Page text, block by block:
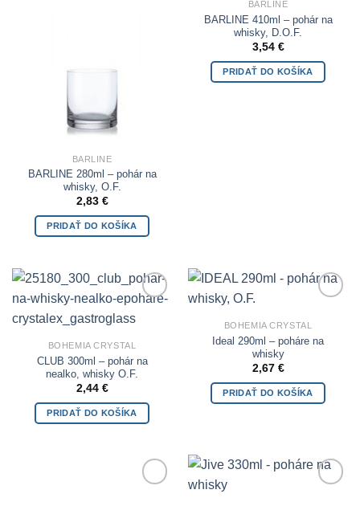
BARLINE
BARLINE 280ml – pohár na
whisky, O.F.
2,83 €
PRIDAŤ DO KOŠÍKA
BARLINE
BARLINE 410ml – pohár na
whisky, D.O.F.
3,54 €
PRIDAŤ DO KOŠÍKA
Wishlist
BOHEMIA CRYSTAL
CLUB 300ml – pohár na
nealko, whisky O.F.
2,44 €
PRIDAŤ DO KOŠÍKA
BOHEMIA CRYSTAL
Ideal 290ml – poháre na
whisky
2,67 €
PRIDAŤ DO KOŠÍKA